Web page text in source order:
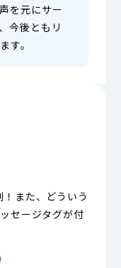
を元にサー
今後ともリ
す。
また、どういう
セージタグが付